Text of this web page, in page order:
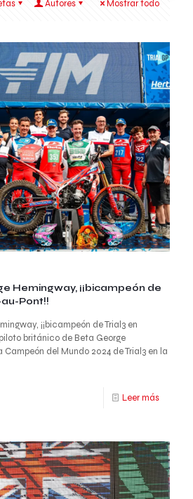
Autores Mostrar todo
Hemingway, ¡¡bicampeón de
Pont!!
¡¡bicampeón de Trial3 en
británico de Beta George
del Mundo 2024 de Trial3 en la
Leer más